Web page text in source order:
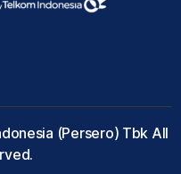
(Persero) Tbk All